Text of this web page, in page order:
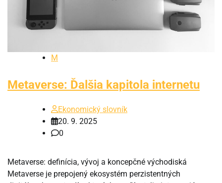
M
Metaverse: Ďalšia kapitola internetu
Ekonomický slovník
20. 9. 2025
0
Metaverse: definícia, vývoj a koncepčné východiská
Metaverse je prepojený ekosystém perzistentných